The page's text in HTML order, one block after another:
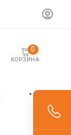
КОРЗИНА
0